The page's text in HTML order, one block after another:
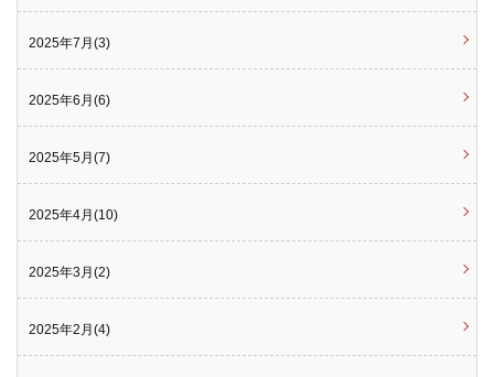
2025年7月(3)
2025年6月(6)
2025年5月(7)
2025年4月(10)
2025年3月(2)
2025年2月(4)